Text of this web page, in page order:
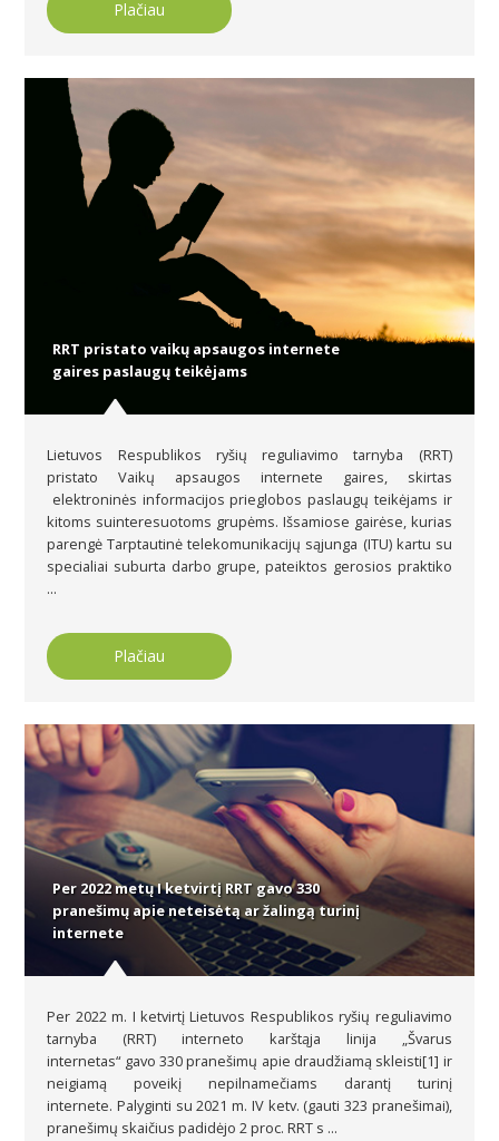
Plačiau
RRT pristato vaikų apsaugos internete
gaires paslaugų teikėjams
Lietuvos Respublikos ryšių reguliavimo tarnyba (RRT)
pristato Vaikų apsaugos internete gaires, skirtas
elektroninės informacijos prieglobos paslaugų teikėjams ir
kitoms suinteresuotoms grupėms. Išsamiose gairėse, kurias
parengė Tarptautinė telekomunikacijų sąjunga (ITU) kartu su
specialiai suburta darbo grupe, pateiktos gerosios praktiko
...
Plačiau
Per 2022 metų I ketvirtį RRT gavo 330
pranešimų apie neteisėtą ar žalingą turinį
internete
Per 2022 m. I ketvirtį Lietuvos Respublikos ryšių reguliavimo
tarnyba (RRT) interneto karštąja linija „Švarus
internetas“ gavo 330 pranešimų apie draudžiamą skleisti[1] ir
neigiamą poveikį nepilnamečiams darantį turinį
internete. Palyginti su 2021 m. IV ketv. (gauti 323 pranešimai),
pranešimų skaičius padidėjo 2 proc. RRT s ...